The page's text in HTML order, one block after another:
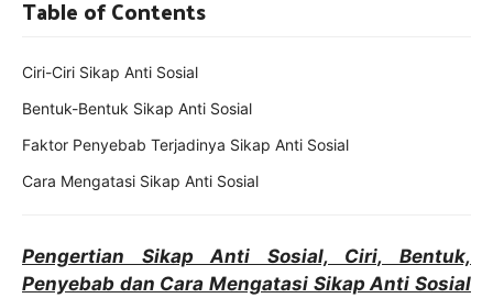
Pengertian Sikap Anti Sosial, Ciri, Bentuk,
Penyebab dan Cara Mengatasi Sikap Anti Sosial
Table of Contents
Ciri-Ciri Sikap Anti Sosial
Bentuk-Bentuk Sikap Anti Sosial
Faktor Penyebab Terjadinya Sikap Anti Sosial
Cara Mengatasi Sikap Anti Sosial